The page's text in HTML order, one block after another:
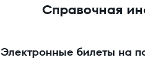
Справочная
Электронные билеты на